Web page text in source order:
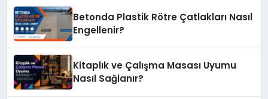
Betonda Plastik Rötre Çatlakları Nasıl
Engellenir?
Kitaplık ve Çalışma Masası Uyumu
Nasıl Sağlanır?